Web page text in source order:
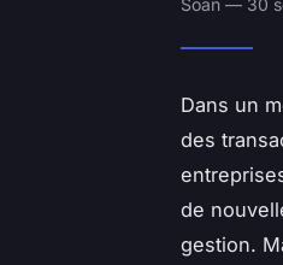
Dans un
des
de
gestion.